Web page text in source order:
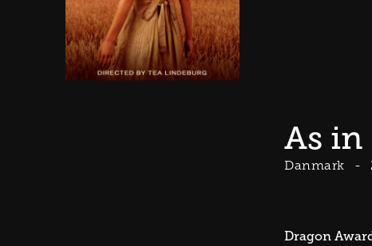
As in
Danmark
Dragon